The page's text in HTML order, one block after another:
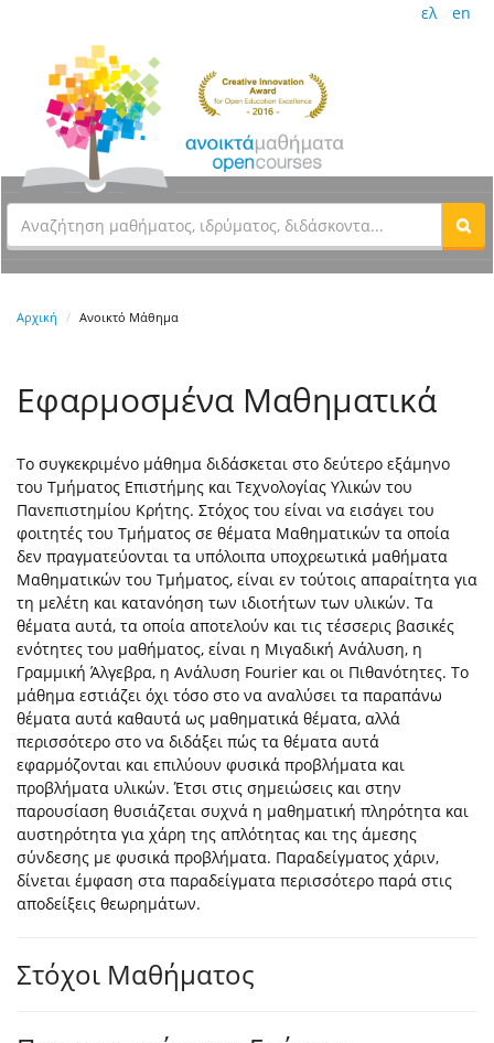
ελ en
Αρχική Ανοικτό Μάθημα
Εφαρμοσμένα Μαθηματικά
Το συγκεκριμένο μάθημα διδάσκεται στο δεύτερο εξάμηνο
του Τμήματος Επιστήμης και Τεχνολογίας Υλικών του
Πανεπιστημίου Κρήτης. Στόχος του είναι να εισάγει του
φοιτητές του Τμήματος σε θέματα Μαθηματικών τα οποία
δεν πραγματεύονται τα υπόλοιπα υποχρεωτικά μαθήματα
Μαθηματικών του Τμήματος, είναι εν τούτοις απαραίτητα για
τη μελέτη και κατανόηση των ιδιοτήτων των υλικών. Τα
θέματα αυτά, τα οποία αποτελούν και τις τέσσερις βασικές
ενότητες του μαθήματος, είναι η Μιγαδική Ανάλυση, η
Γραμμική Άλγεβρα, η Ανάλυση Fourier και οι Πιθανότητες. Το
μάθημα εστιάζει όχι τόσο στο να αναλύσει τα παραπάνω
θέματα αυτά καθαυτά ως μαθηματικά θέματα, αλλά
περισσότερο στο να διδάξει πώς τα θέματα αυτά
εφαρμόζονται και επιλύουν φυσικά προβλήματα και
προβλήματα υλικών. Έτσι στις σημειώσεις και στην
παρουσίαση θυσιάζεται συχνά η μαθηματική πληρότητα και
αυστηρότητα για χάρη της απλότητας και της άμεσης
σύνδεσης με φυσικά προβλήματα. Παραδείγματος χάριν,
δίνεται έμφαση στα παραδείγματα περισσότερο παρά στις
αποδείξεις θεωρημάτων.
Στόχοι Μαθήματος